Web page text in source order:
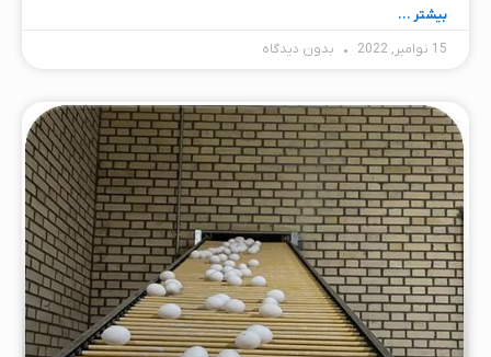
بیشتر ...
15 نوامبر, 2022
بدون دیدگاه